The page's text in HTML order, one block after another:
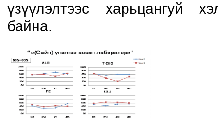
үзүүлэлтээс харьцангуй
байна.